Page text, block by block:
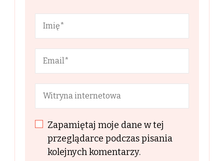
Zapamiętaj moje dane w tej
przeglądarce podczas pisania
kolejnych komentarzy.